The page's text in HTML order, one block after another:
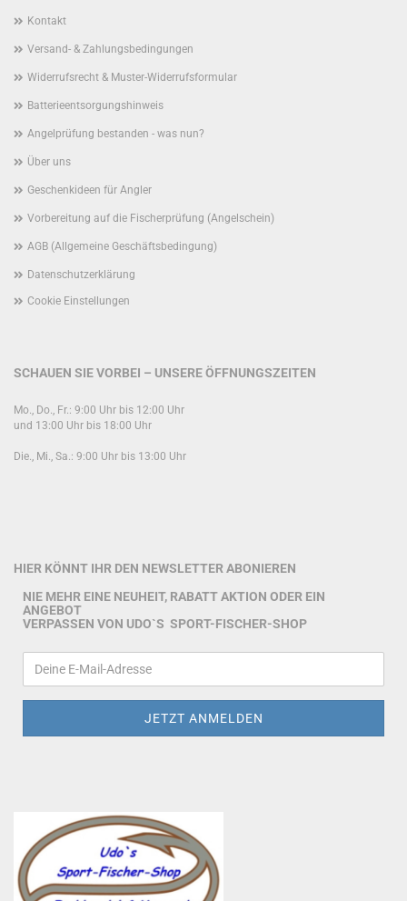
Kontakt
Versand- & Zahlungsbedingungen
Widerrufsrecht & Muster-Widerrufsformular
Batterieentsorgungshinweis
Angelprüfung bestanden - was nun?
Über uns
Geschenkideen für Angler
Vorbereitung auf die Fischerprüfung (Angelschein)
AGB (Allgemeine Geschäftsbedingung)
Datenschutzerklärung
Cookie Einstellungen
SCHAUEN SIE VORBEI – UNSERE ÖFFNUNGSZEITEN
Mo., Do., Fr.: 9:00 Uhr bis 12:00 Uhr
und 13:00 Uhr bis 18:00 Uhr
Die., Mi., Sa.: 9:00 Uhr bis 13:00 Uhr
HIER KÖNNT IHR DEN NEWSLETTER ABONIEREN
NIE MEHR EINE NEUHEIT, RABATT AKTION ODER EIN
ANGEBOT
VERPASSEN VON UDO`S SPORT-FISCHER-SHOP